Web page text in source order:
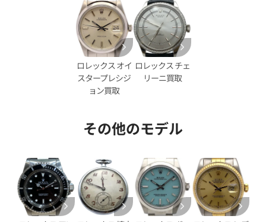
日時点の参考買取価格です
ホワイトシェル文字盤
参考買取価格
2,950,000円
※2026年2月時点の参考買取価
ロレックス オイ
スタープレシジ
ョン買取
ロレックス チェ
リーニ買取
その他のモデル